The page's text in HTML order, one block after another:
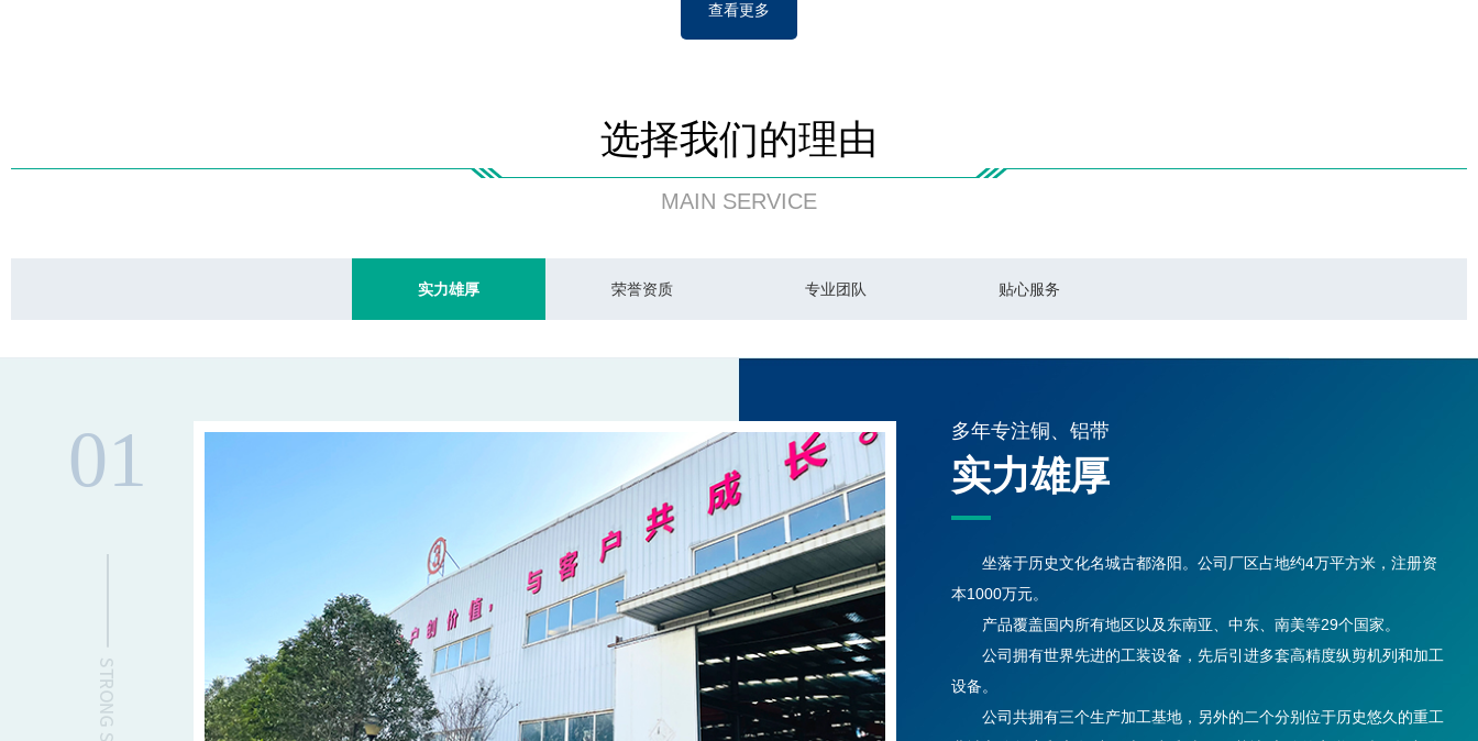
查看更多
选择我们的理由
MAIN SERVICE
实力雄厚 荣誉资质 专业团队 贴心服务
01 多年专注铜、铝带
实力雄厚
坐落于历史文化名城古都洛阳。公司厂区占地约4万平方米，注册资
本1000万元。
产品覆盖国内所有地区以及东南亚、中东、南美等29个国家。
公司拥有世界先进的工装设备，先后引进多套高精度纵剪机列和加工
设备。
公司共拥有三个生产加工基地，另外的二个分别位于历史悠久的重工